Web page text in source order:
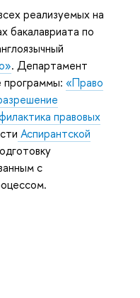
реализуемых на
бакалавриата по
. Департамент
программы: «Право
правовых
Аспирантской
с